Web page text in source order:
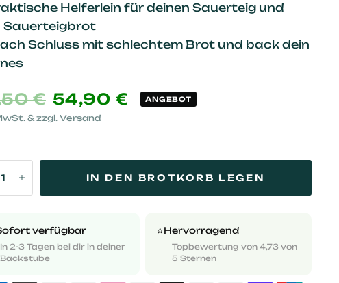
Helferlein für deinen Sauerteig und
Sauerteigbrot
Schluss mit schlechtem Brot und back dein
€ 54,90 € ANGEBOT
& zzgl. Versand
IN DEN BROTKORB LEGEN
verfügbar
In 2-3 Tagen bei dir in deiner
Backstube
⭐️Hervorragend
Topbewertung von 4,73 von
5 Sternen